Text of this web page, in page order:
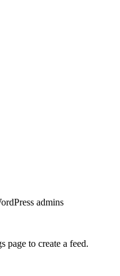
admins
page to create a feed.